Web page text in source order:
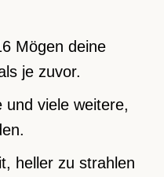
Mögen deine
je zuvor.
viele weitere,
heller zu strahlen